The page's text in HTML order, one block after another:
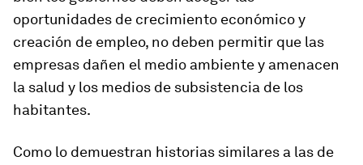
oportunidades de crecimiento económico y
creación de empleo, no deben permitir que las
empresas dañen el medio ambiente y amenacen
la salud y los medios de subsistencia de los
habitantes.
Como lo demuestran historias similares a las de